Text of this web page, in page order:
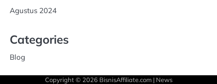
Agustus 2024
Categories
Blog
Copyright © 2026 BisnisAffiliate.com| News